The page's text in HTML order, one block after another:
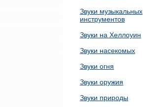
Звуки музыкальных
инструментов
Звуки на Хеллоуин
Звуки насекомых
Звуки огня
Звуки оружия
Звуки природы